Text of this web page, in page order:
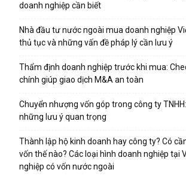
doanh nghiệp cần biết
Nhà đầu tư nước ngoài mua doanh nghiệp
thủ tục và những vấn đề pháp lý cần lưu ý
Thẩm định doanh nghiệp trước khi mua:
chính giúp giao dịch M&A an toàn
Chuyển nhượng vốn góp trong công ty
những lưu ý quan trọng
Thành lập hộ kinh doanh hay công ty? Có
vốn thế nào? Các loại hình doanh nghiệp tại
nghiệp có vốn nước ngoài